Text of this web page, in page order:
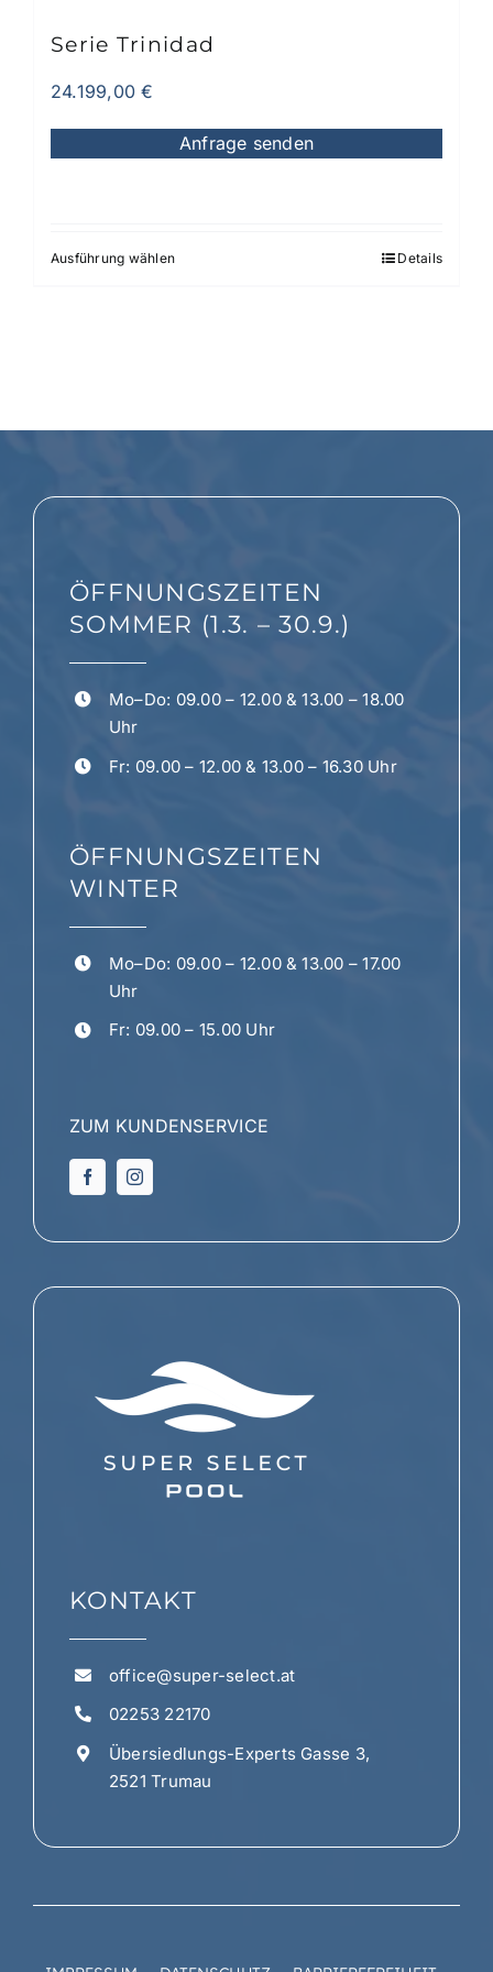
Serie Trinidad
24.199,00€
Anfrage senden
Ausführung wählenDieses
können
Produktseite
gewählt
Details
ÖFFNUNGSZEITEN
SOMMER (1.3. – 30.9.)
Mo–Do: 09.00 – 12.00 & 13.00 – 18.00
Uhr
Fr: 09.00 – 12.00 & 13.00 – 16.30 Uhr
ÖFFNUNGSZEITEN
WINTER
Mo–Do: 09.00 – 12.00 & 13.00 – 17.00
Uhr
Fr: 09.00 – 15.00 Uhr
ZUM KUNDENSERVICE
KONTAKT
office@super-select.at
02253 22170
Übersiedlungs-Experts Gasse 3,
2521 Trumau